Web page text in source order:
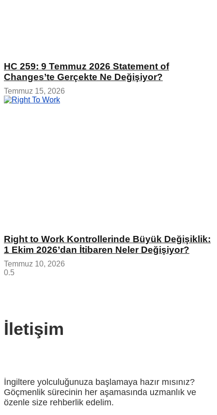
HC 259: 9 Temmuz 2026 Statement of
Changes’te Gerçekte Ne Değişiyor?
Temmuz 15, 2026
Right to Work Kontrollerinde Büyük Değişiklik:
1 Ekim 2026’dan İtibaren Neler Değişiyor?
Temmuz 10, 2026
İletişim
İngiltere yolculuğunuza başlamaya hazır mısınız?
Göçmenlik sürecinin her aşamasında uzmanlık ve
özenle size rehberlik edelim.